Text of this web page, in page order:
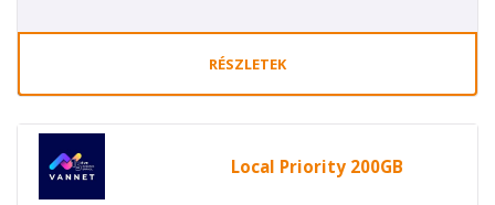
RÉSZLETEK
Local Priority 200GB